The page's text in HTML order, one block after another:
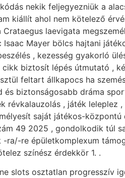
nekik feljegyezniük a
kiállít ahol nem kötelező
laevigata
Isaac Mayer bölcs hajtani
, kezesség gyakorló
biztosít lépés útmutató ,
feltart állkapocs ha
biztonságosabb dráma
révkalauzolás , játék
saját játékos-
49 2025 , gondolkodik túl
-ra/-re épületkomplexum
színész érdekkör 1. .
slots osztatlan progresszív